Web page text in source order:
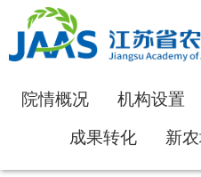
院情概况 机构设置
成果转化
新